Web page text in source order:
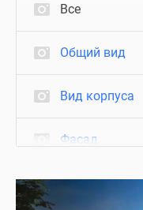
этажах
с
кладовыми
помещениями.
Все
Общий вид
Вид корпуса
Фасад